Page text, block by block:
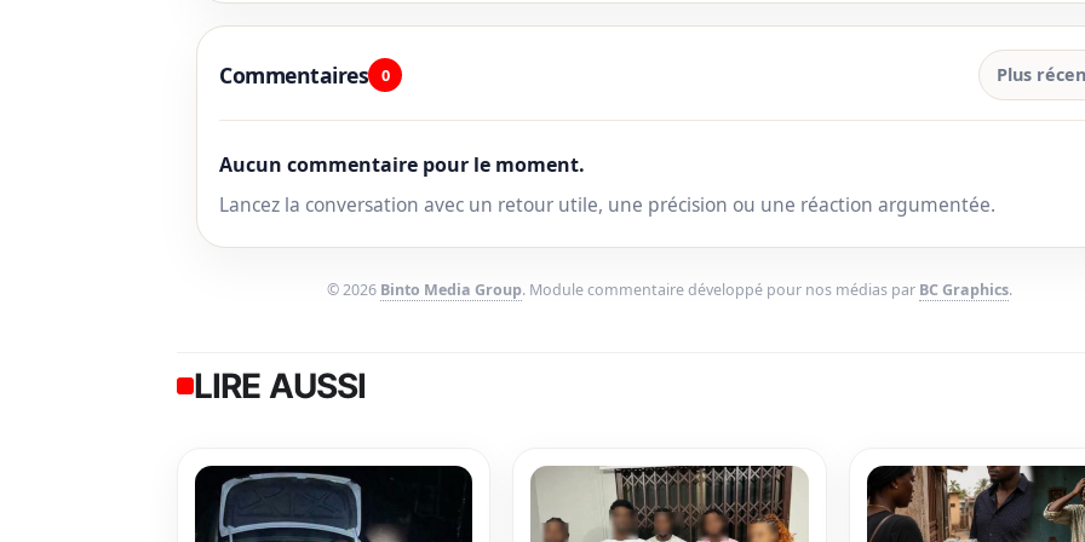
Commentaires 0 Plus
Aucun commentaire pour le moment.
Lancez la conversation avec un retour utile, une précision ou une réaction argumentée.
© 2026 Binto Media Group. Module commentaire développé pour nos médias par BC Graphics.
LIRE AUSSI